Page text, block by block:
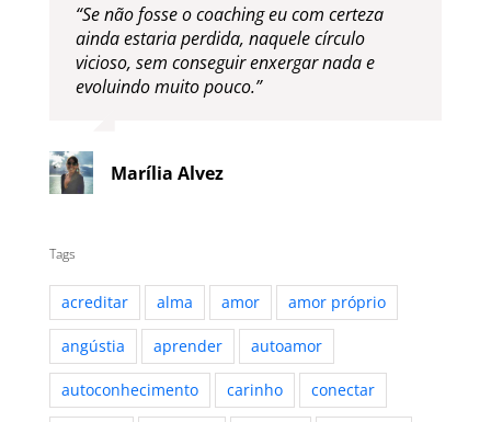
“Se não fosse o coaching eu com certeza
ainda estaria perdida, naquele círculo
vicioso, sem conseguir enxergar nada e
evoluindo muito pouco.”
Marília Alvez
Tags
acreditar alma amor amor próprio
angústia aprender autoamor
autoconhecimento carinho conectar